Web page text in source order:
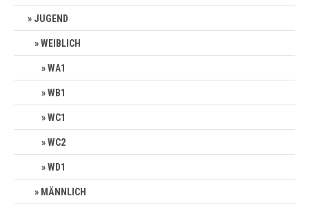
JUGEND
WEIBLICH
WA1
WB1
WC1
WC2
WD1
MÄNNLICH